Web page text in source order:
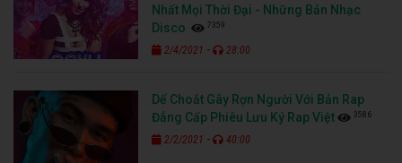
Nhất Mọi Thời Đại - Những Bản Nhạc
Disco
7359
2/4/2021 - 28:00
Dế Choắt Gây Rợn Người Với Bản Rap
Đẳng Cấp Phiêu Lưu Ký Rap Việt
3586
2/2/2021 - 40:00